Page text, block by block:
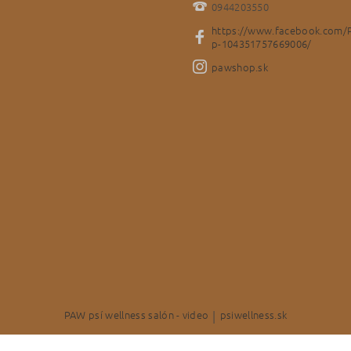
0944203550
https://www.facebook.com/
p-104351757669006/
pawshop.sk
PAW psí wellness salón - video | psiwellness.sk